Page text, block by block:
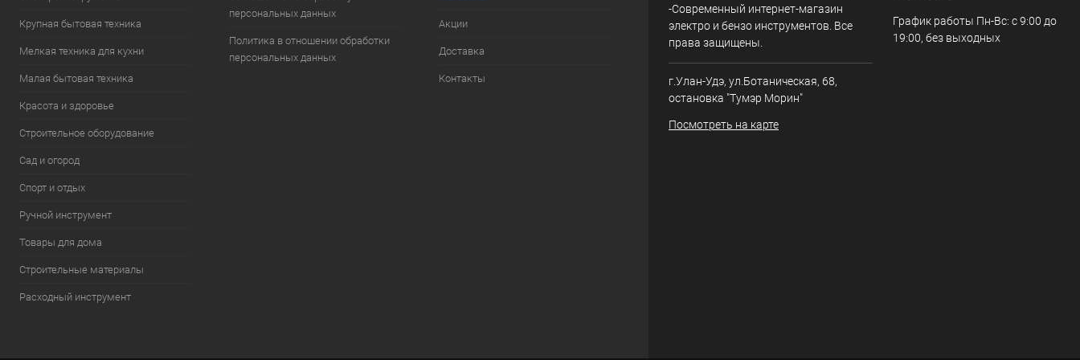
Крупная бытовая техника
Мелкая техника для кухни
Малая бытовая техника
Красота и здоровье
Строительное оборудование
Сад и огород
Спорт и отдых
Ручной инструмент
Товары для дома
Строительные материалы
Расходный инструмент
персональных данных
Политика в отношении обработки
персональных данных
Акции
Доставка
Контакты
-Современный интернет-магазин
электро и бензо инструментов. Все
права защищены.
г.Улан-Удэ, ул.Ботаническая, 68,
остановка "Тумэр Морин"
Посмотреть на карте
График работы Пн-Вс: с 9:00 до
19:00, без выходных